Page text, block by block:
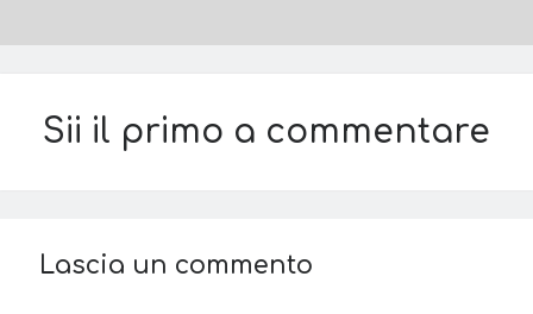
Sii il primo a commentare
Lascia un commento